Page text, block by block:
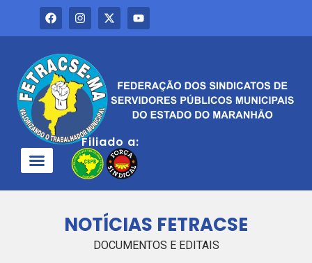
Filiado a:
NOTÍCIAS FETRACSE
DOCUMENTOS E EDITAIS